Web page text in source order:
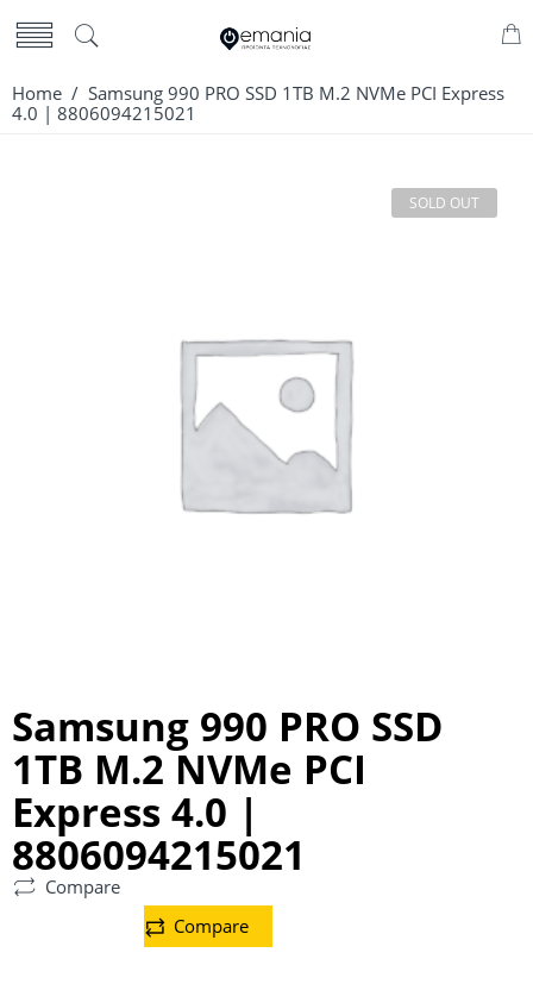
Home / Samsung 990 PRO SSD 1TB M.2 NVMe PCI Express
4.0 | 8806094215021
SOLD OUT
Samsung 990 PRO SSD
1TB M.2 NVMe PCI
Express 4.0 |
8806094215021
Compare
Compare